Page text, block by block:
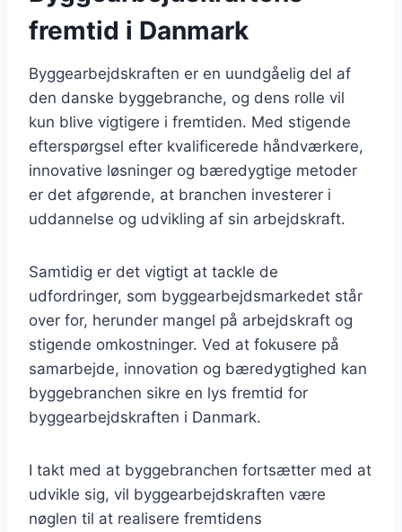
fremtid i Danmark
Byggearbejdskraften er en uundgåelig del af
den danske byggebranche, og dens rolle vil
kun blive vigtigere i fremtiden. Med stigende
efterspørgsel efter kvalificerede håndværkere,
innovative løsninger og bæredygtige metoder
er det afgørende, at branchen investerer i
uddannelse og udvikling af sin arbejdskraft.
Samtidig er det vigtigt at tackle de
udfordringer, som byggearbejdsmarkedet står
over for, herunder mangel på arbejdskraft og
stigende omkostninger. Ved at fokusere på
samarbejde, innovation og bæredygtighed kan
byggebranchen sikre en lys fremtid for
byggearbejdskraften i Danmark.
I takt med at byggebranchen fortsætter med at
udvikle sig, vil byggearbejdskraften være
nøglen til at realisere fremtidens